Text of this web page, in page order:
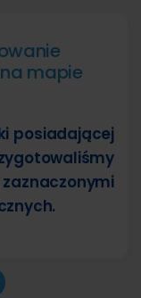
mapie
posiadającej